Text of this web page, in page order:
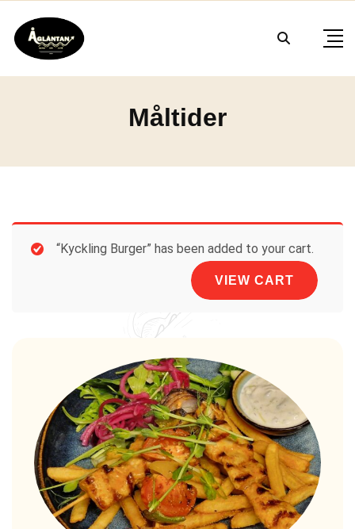
content
Måltider
“Kyckling Burger” has been added to your cart.
VIEW CART